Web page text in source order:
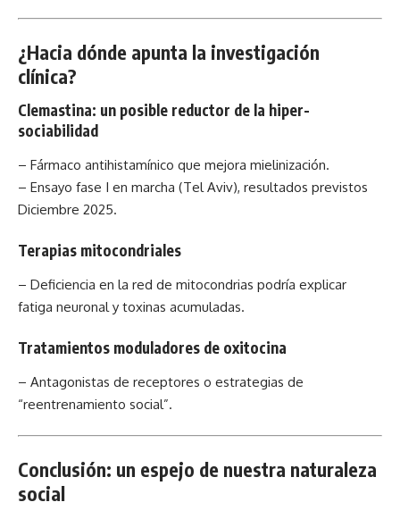
¿Hacia dónde apunta la investigación
clínica?
Clemastina: un posible reductor de la hiper-
sociabilidad
– Fármaco antihistamínico que mejora mielinización.
– Ensayo fase I en marcha (Tel Aviv), resultados previstos
Diciembre 2025.
Terapias mitocondriales
– Deficiencia en la red de mitocondrias podría explicar
fatiga neuronal y toxinas acumuladas.
Tratamientos moduladores de oxitocina
– Antagonistas de receptores o estrategias de
“reentrenamiento social”.
Conclusión: un espejo de nuestra naturaleza
social